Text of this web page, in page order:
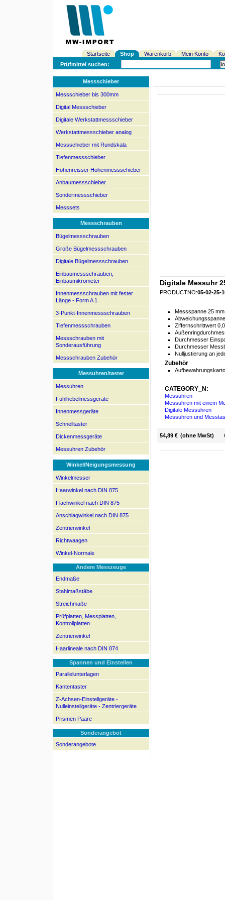
Startseite Shop Warenkorb Mein Konto
Prüfmittel suchen:
Messschieber
Messschieber bis 300mm
Digital Messschieber
Digitale Werkstattmessschieber
Werkstattmessschieber analog
Messschieber mit Rundskala
Tiefenmessschieber
Höhenreisser Höhenmessschieber
Anbaumessschieber
Sondermessschieber
Messsets
Messschrauben
Bügelmessschrauben
Große Bügelmessschrauben
Digitale Bügelmessschrauben
Einbaumessschrauben,
Einbaumikrometer
Innenmessschrauben mit fester
Länge - Form A 1
3-Punkt-Innenmessschrauben
Tiefenmessschrauben
Messschrauben mit
Sonderausführung
Messschrauben Zubehör
Messuhren/taster
Messuhren
Fühlhebelmessgeräte
Innenmessgeräte
Schnelltaster
Dickenmessgeräte
Messuhren Zubehör
Winkel/Neigungsmessung
Winkelmesser
Haarwinkel nach DIN 875
Flachwinkel nach DIN 875
Anschlagwinkel nach DIN 875
Zentrierwinkel
Richtwaagen
Winkel-Normale
Andere Messzeuge
Endmaße
Stahlmaßstäbe
Streichmaße
Prüfplatten, Messplatten,
Kontrollplatten
Zentrierwinkel
Haarlineale nach DIN 874
Spannen und Einstellen
Parallelunterlagen
Kantentaster
Z-Achsen-Einstellgeräte -
Nulleinstellgeräte - Zentriergeräte
Prismen Paare
Sonderangebot
Sonderangebote
Digitale Messuhr
PRODUCTNO:05-02-25-
Messspanne 25 mm
Ziffernschrittwert
Durchmesser
Durchmesser
Nulljustierung an
Zubehör
CATEGORY_N:
Messuhren
Messuhren mit einem
Digitale Messuhren
Messuhren und
54,89 € (ohne MwSt)